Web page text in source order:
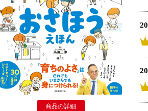
商品の詳細